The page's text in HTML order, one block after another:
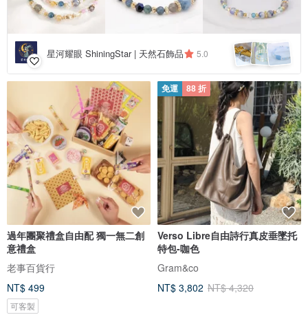
星河耀眼 ShiningStar | 天然石飾品 5.0
過年團聚禮盒自由配 獨一無二創
意禮盒
老事百貨行
NT$ 499
可客製
免運 88 折
Verso Libre自由詩行真皮垂墜托
特包-咖色
Gram&co
NT$ 3,802 NT$ 4,320